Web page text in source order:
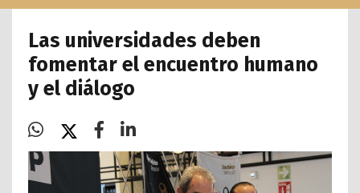
Las universidades deben
fomentar el encuentro humano
y el diálogo